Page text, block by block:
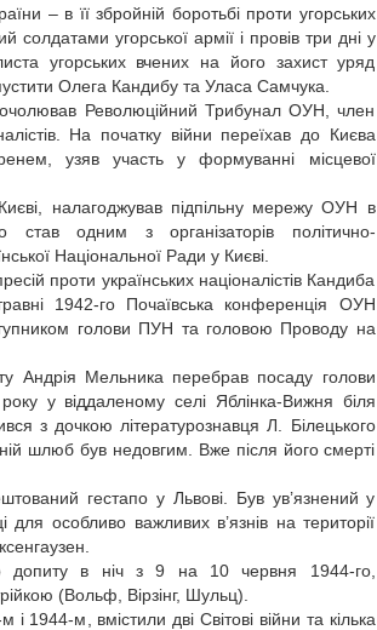
– в її збройній боротьбі проти угорських
солдатами угорської армії і провів три дні у
угорських вчених на його захист уряд
Олега Кандибу та Уласа Самчука.
Революційний Трибунал ОУН, член
На початку війни переїхав до Києва
узяв участь у формуванні місцевої
налагоджував підпільну мережу ОУН в
став одним з організаторів політично-
Національної Ради у Києві.
проти українських націоналістів Кандиба
1942-го Почаївська конференція ОУН
голови ПУН та головою Проводу на
Андрія Мельника перебрав посаду голови
у віддаленому селі Яблінка-Вижня біля
з дочкою літературознавця Л. Білецького
шлюб був недовгим. Вже після його смерті
гестапо у Львові. Був ув’язнений у
особливо важливих в’язнів на території
допиту в ніч з 9 на 10 червня 1944-го,
(Вольф, Вірзінг, Шульц).
1944-м, вмістили дві Світові війни та кілька